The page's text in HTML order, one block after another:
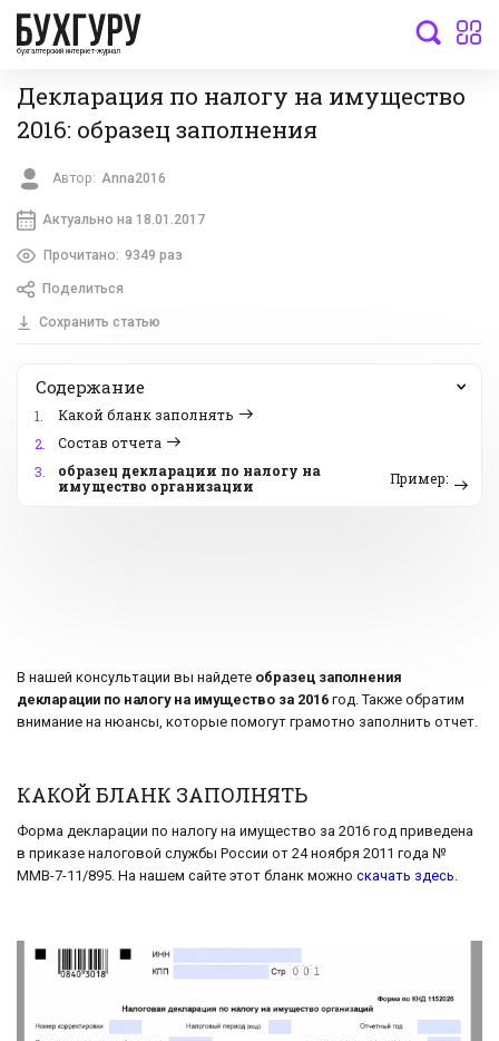
бухгалтерский интернет-журнал
Декларация по налогу на имущество
2016: образец заполнения
Автор: Anna2016
Актуально на 18.01.2017
Прочитано: 9349 раз
Поделиться
Сохранить статью
Содержание
1.
Какой бланк заполнять
2.
Состав отчета
3.
Пример:
образец декларации по налогу на
имущество организации
В нашей консультации вы найдете образец заполнения
декларации по налогу на имущество за 2016 год. Также обратим
внимание на нюансы, которые помогут грамотно заполнить отчет.
КАКОЙ БЛАНК ЗАПОЛНЯТЬ
Форма декларации по налогу на имущество за 2016 год приведена
в приказе налоговой службы России от 24 ноября 2011 года №
ММВ-7-11/895. На нашем сайте этот бланк можно скачать здесь.